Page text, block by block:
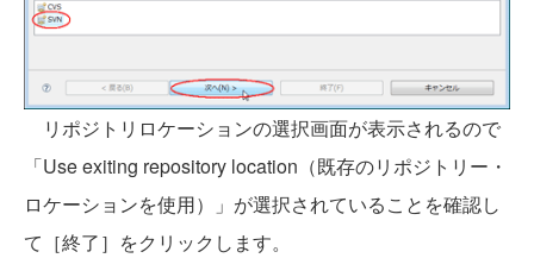
リポジトリロケーションの選択画面が表示されるので
「Use exiting repository location（既存のリポジトリー・
ロケーションを使用）」が選択されていることを確認し
て［終了］をクリックします。